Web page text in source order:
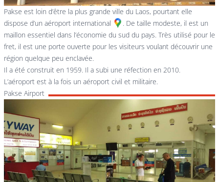
Pakse est loin d’être la plus grande ville du Laos, pourtant elle
dispose d’un aéroport international
. De taille modeste, il est un
maillon essentiel dans l’économie du sud du pays. Très utilisé pour le
fret, il est une porte ouverte pour les visiteurs voulant découvrir une
région quelque peu enclavée.
Il a été construit en 1959. Il a subi une réfection en 2010.
L’aéroport est à la fois un aéroport civil et militaire.
Pakse Airport